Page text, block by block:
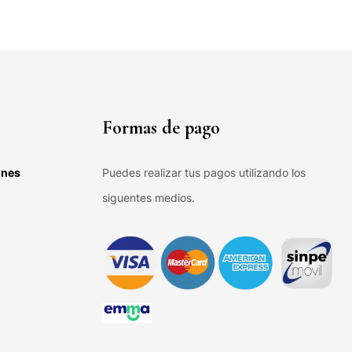
Formas de pago
Puedes realizar tus pagos utilizando los
siguentes medios.